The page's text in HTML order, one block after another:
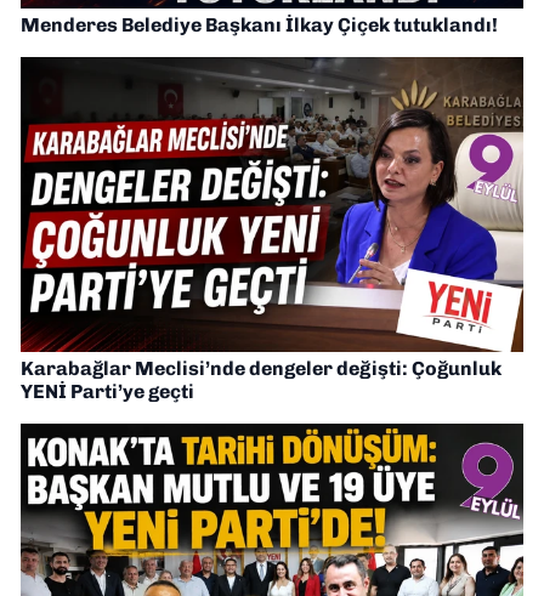
Menderes Belediye Başkanı İlkay Çiçek tutuklandı!
Karabağlar Meclisi’nde dengeler değişti: Çoğunluk
YENİ Parti’ye geçti